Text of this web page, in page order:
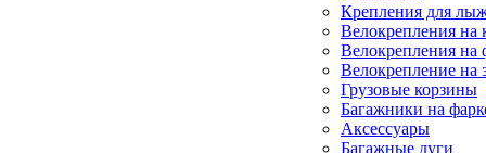
Крепления для
Велокрепления
Велокрепления на
Велокрепление на
Грузовые корзины
Багажники на
Аксессуары
Багажные дуги